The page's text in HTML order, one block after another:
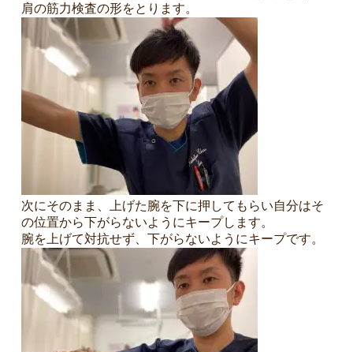
肩の筋力検査の形をとります。
次にそのまま、上げた腕を下に押してもらい自分はそ
の位置から下がらないようにキープします。
腕を上げて対抗せず、下がらないようにキープです。